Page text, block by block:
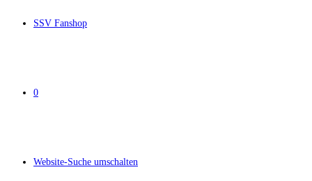
SSV Fanshop
0
Website-Suche umschalten